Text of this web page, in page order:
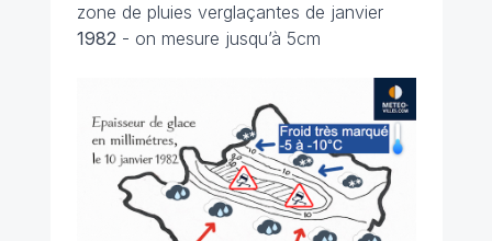
zone de pluies verglaçantes de janvier
1982 - on mesure jusqu’à 5cm